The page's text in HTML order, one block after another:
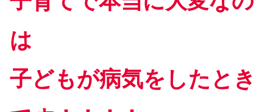
は
子どもが病気をしたとき